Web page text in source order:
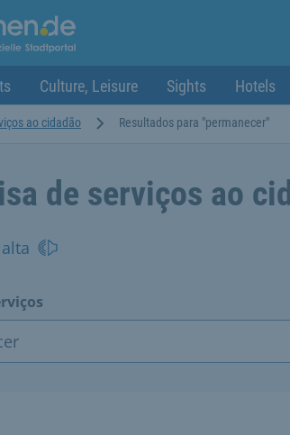
Culture, Leisure Sights Hotels
ao cidadão Resultados para "permanecer"
de serviços ao